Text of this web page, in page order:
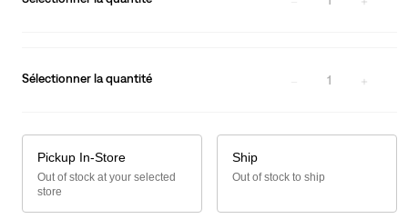
Sélectionner la quantité 1
Pickup In-Store
Out of stock at your selected
store
Ship
Out of stock to ship